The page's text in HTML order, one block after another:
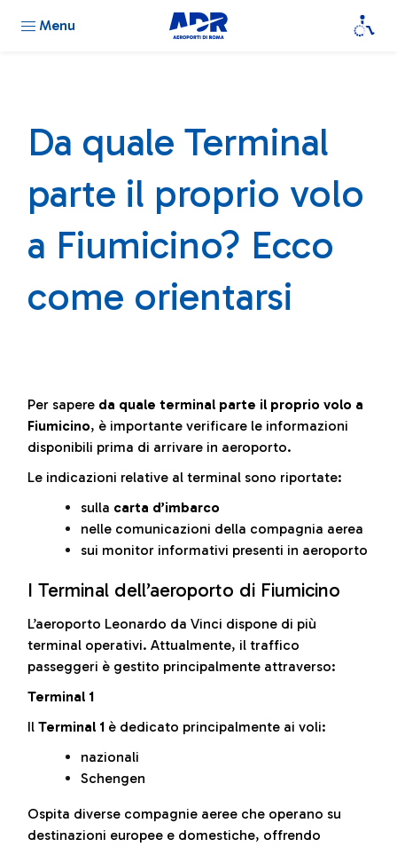
Menu
Da quale Terminal
parte il proprio volo
a Fiumicino? Ecco
come orientarsi
Per sapere da quale terminal parte il proprio volo a
Fiumicino, è importante verificare le informazioni
disponibili prima di arrivare in aeroporto.
Le indicazioni relative al terminal sono riportate:
sulla carta d’imbarco
nelle comunicazioni della compagnia aerea
sui monitor informativi presenti in aeroporto
I Terminal dell’aeroporto di Fiumicino
L’aeroporto Leonardo da Vinci dispone di più
terminal operativi. Attualmente, il traffico
passeggeri è gestito principalmente attraverso:
Terminal 1
Il Terminal 1 è dedicato principalmente ai voli:
nazionali
Schengen
Ospita diverse compagnie aeree che operano su
destinazioni europee e domestiche, offrendo